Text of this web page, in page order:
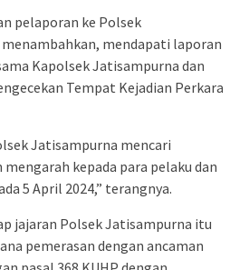
pelaporan ke Polsek
mendapati laporan
Kapolsek Jatisampurna dan
Tempat Kejadian Perkara
Jatisampurna mencari
kepada para pelaku dan
5 April 2024,” terangnya.
jajaran Polsek Jatisampurna itu
pemerasan dengan ancaman